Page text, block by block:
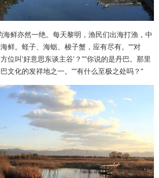
鲜亦然一绝。每天黎明，渔民们出海打渔，中
鲜。蛏子、海蛎、梭子蟹，应有尽有。""对
位叫'好意思东谈主谷'？""你说的是丹巴。那里
文化的发祥地之一。""有什么至极之处吗？"